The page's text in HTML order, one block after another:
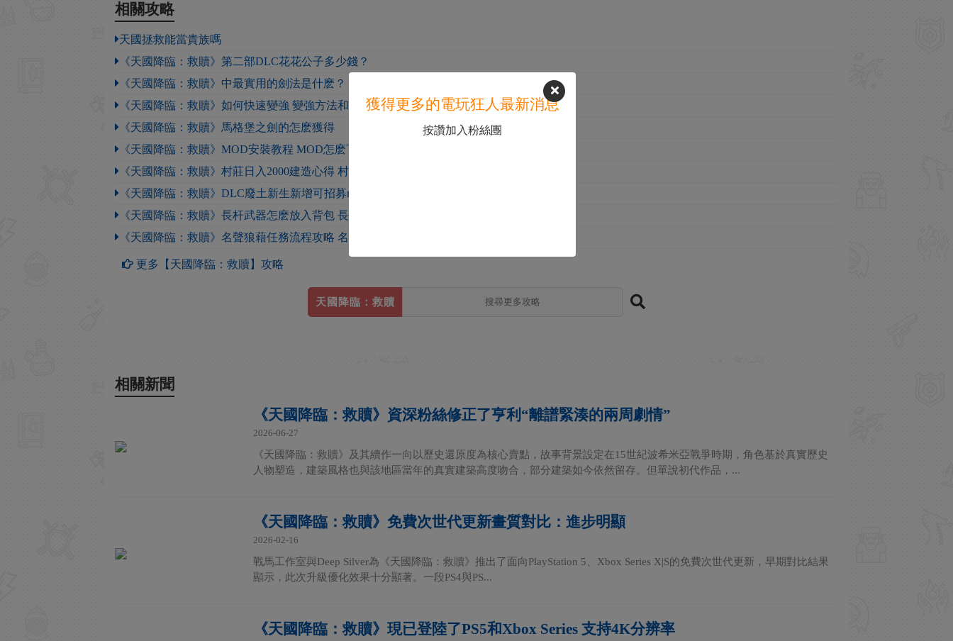
相關攻略
天國拯救能當貴族嗎
《天國降臨：救贖》第二部DLC花花公子多少錢？
《天國降臨：救贖》中最實用的劍法是什麽？ 教你成為劍法大師
《天國降臨：救贖》如何快速變強 變強方法和戰鬥技巧分享
《天國降臨：救贖》馬格堡之劍的怎麽獲得
《天國降臨：救贖》MOD安裝教程 MOD怎麽下載安裝
《天國降臨：救贖》村莊日入2000建造心得 村莊怎麽建造日入2000
《天國降臨：救贖》DLC廢土新生新增可招募npc一覽 廢土新生可招募哪些npc
《天國降臨：救贖》長杆武器怎麽放入背包 長杆武器放入背包方法
《天國降臨：救贖》名聲狼藉任務流程攻略 名聲狼藉任務怎麽做
更多【天國降臨：救贖】攻略
天國降臨：救贖
相關新聞
《天國降臨：救贖》資深粉絲修正了亨利“離譜緊湊的兩周劇情”
2026-06-27
《天國降臨：救贖》及其續作一向以歷史還原度為核心賣點，故事背景設定在15世紀波希米亞戰爭時期，角色基於真實歷史
人物塑造，建築風格也與該地區當年的真實建築高度吻合，部分建築如今依然留存。但單說初代作品，...
《天國降臨：救贖》免費次世代更新畫質對比：進步明顯
2026-02-16
戰馬工作室與Deep Silver為《天國降臨：救贖》推出了面向PlayStation 5、Xbox Series X|S的免費次世代更新，早期對比結果
顯示，此次升級優化效果十分顯著。一段PS4與PS...
《天國降臨：救贖》現已登陸了PS5和Xbox Series 支持4K分辨率
獲得更多的電玩狂人最新消息
按讚加入粉絲團